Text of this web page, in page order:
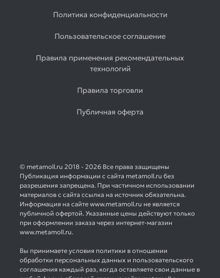
Политика конфиденциальности
Пользовательское соглашение
Правила применения рекомендательных
технологий
Правила торговли
Публичная оферта
© metamoll.ru 2018 - 2026 Все права защищены
Публикация информации с сайта metamoll.ru без
разрешения запрещена. При частичном использовании
материалов с сайта ссылка на источник обязательна.
Информация на сайте www.metamoll.ru не является
публичной офертой. Указанные цены действуют только
при оформлении заказа через интернет-магазин
www.metamoll.ru.
Вы принимаете условия политики в отношении
обработки персональных данных и пользовательского
соглашения каждый раз, когда оставляете свои данные в